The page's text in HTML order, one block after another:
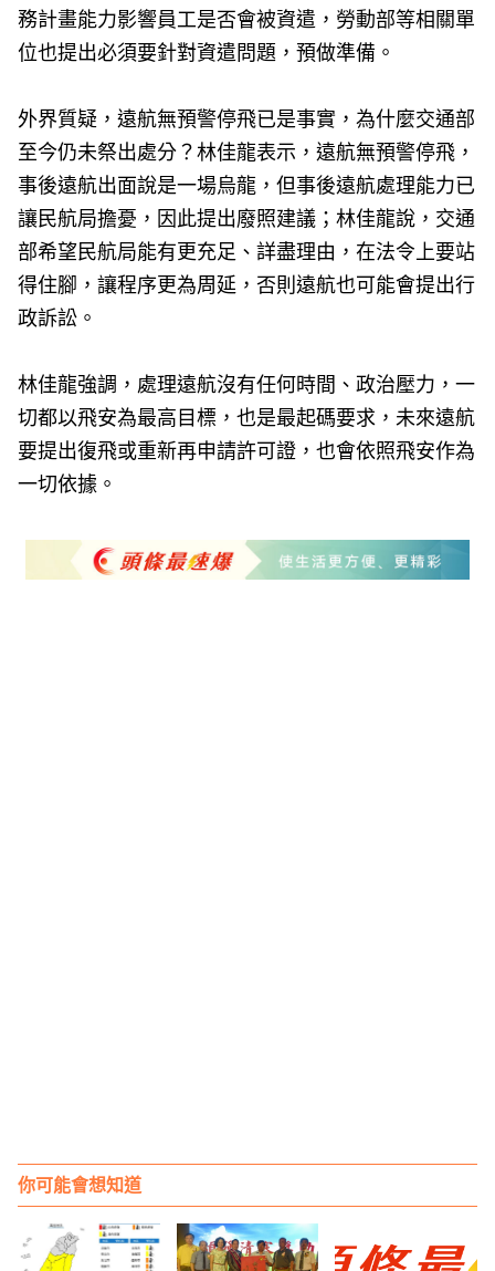
務計畫能力影響員工是否會被資遣，勞動部等相關單
位也提出必須要針對資遣問題，預做準備。
外界質疑，遠航無預警停飛已是事實，為什麼交通部
至今仍未祭出處分？林佳龍表示，遠航無預警停飛，
事後遠航出面說是一場烏龍，但事後遠航處理能力已
讓民航局擔憂，因此提出廢照建議；林佳龍說，交通
部希望民航局能有更充足、詳盡理由，在法令上要站
得住腳，讓程序更為周延，否則遠航也可能會提出行
政訴訟。
林佳龍強調，處理遠航沒有任何時間、政治壓力，一
切都以飛安為最高目標，也是最起碼要求，未來遠航
要提出復飛或重新再申請許可證，也會依照飛安作為
一切依據。
你可能會想知道